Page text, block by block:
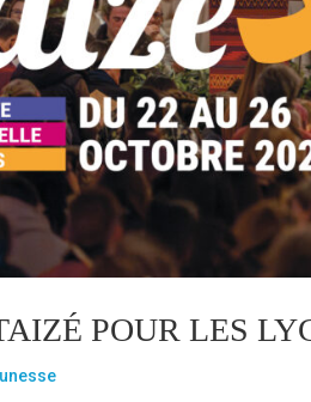
POUR LES